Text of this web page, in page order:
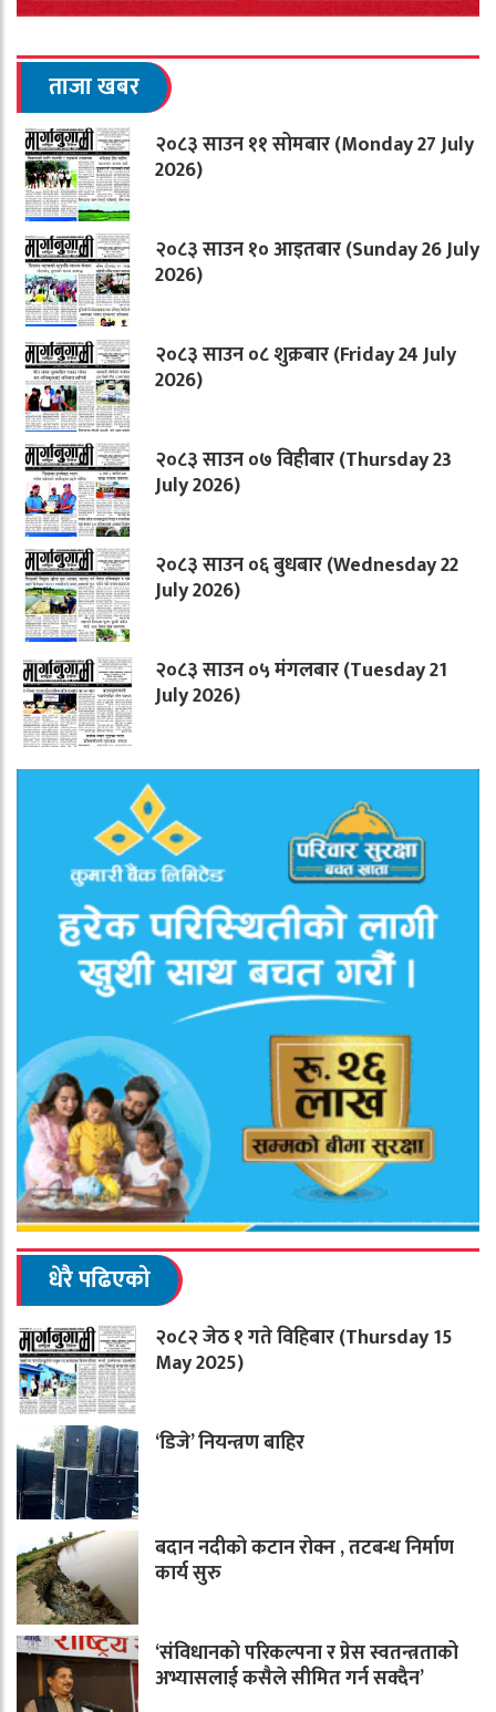
ताजा खबर
२०८३ साउन ११ सोमबार (Monday 27 July
2026)
२०८३ साउन १० आइतबार (Sunday 26 July
2026)
२०८३ साउन ०८ शुक्रबार (Friday 24 July
2026)
२०८३ साउन ०७ विहीबार (Thursday 23
July 2026)
२०८३ साउन ०६ बुधबार (Wednesday 22
July 2026)
२०८३ साउन ०५ मंगलबार (Tuesday 21
July 2026)
धेरै पढिएको
२०८२ जेठ १ गते विहिबार (Thursday 15
May 2025)
‘डिजे’ नियन्त्रण बाहिर
बदान नदीको कटान रोक्न , तटबन्ध निर्माण
कार्य सुरु
‘संविधानको परिकल्पना र प्रेस स्वतन्त्रताको
अभ्यासलाई कसैले सीमित गर्न सक्दैन’